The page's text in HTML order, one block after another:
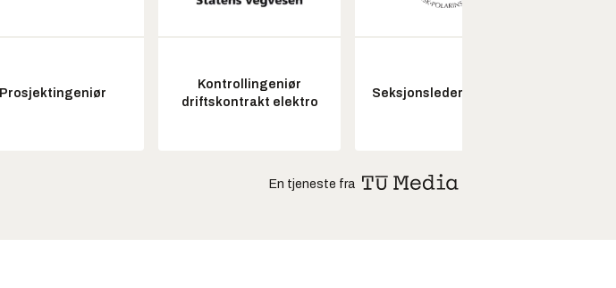
Prosjektingeniør
Kontrollingeniør
driftskontrakt elektro
Seksjonsleder Nye Troll
En tjeneste fra